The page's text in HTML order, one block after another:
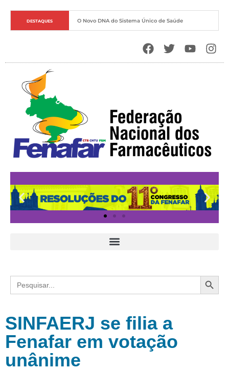
DESTAQUES O Novo DNA do Sistema Único de Saúde
Search
for:
SINFAERJ se filia a
Fenafar em votação
unânime